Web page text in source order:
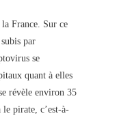
France. Sur ce
par
se
quant à elles
révèle environ 35
le pirate, c’est-à-